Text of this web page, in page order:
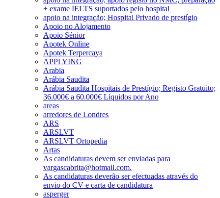
+ exame IELTS suportados pelo hospital
apoio na integração; Hospital Privado de prestígio
Apoio no Alojamento
Apoio Sénior
Apotek Online
Apotek Terpercaya
APPLYING
Arabia
Arábia Saudita
Arábia Saudita Hospitais de Prestígio; Registo Gratuito;
36.000€ a 60.000€ Líquidos por Ano
areas
arredores de Londres
ARS
ARSLVT
ARSLVT Ortopedia
Artas
As candidaturas devem ser enviadas para
vargascabrita@hotmail.com.
As candidaturas deverão ser efectuadas através do
envio do CV e carta de candidatura
asperger